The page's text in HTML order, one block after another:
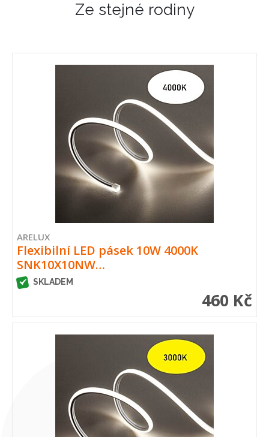
Ze stejné rodiny
ARELUX
Flexibilní LED pásek 10W 4000K
SNK10X10NW…
SKLADEM
460 Kč